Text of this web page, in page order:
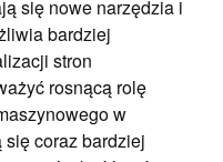
się nowe narzędzia i
bardziej
stron
rosnącą rolę
w
coraz bardziej